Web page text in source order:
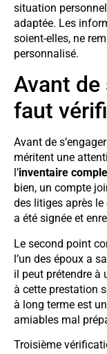
situation
adaptée. Les
soient-elles, ne
personnalisé.
Avant de
faut
Avant de
méritent une
l’inventaire
bien, un compte
des litiges après
a été signée et
Le second point
l’un des époux a
il peut prétendre à
à cette prestation
à long terme est
amiables mal
Troisième